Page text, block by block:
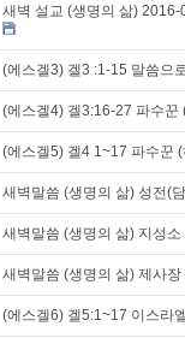
새벽 설교 (생명의 삶)
(에스겔3) 겔3 :1-15 말씀으
(에스겔4) 겔3:16-27 파수꾼
(에스겔5) 겔4 1~17 파수꾼
새벽말씀 (생명의 삶) 성전(
새벽말씀 (생명의 삶) 지성소
새벽말씀 (생명의 삶) 제사장
(에스겔6) 겔5:1~17 이스라